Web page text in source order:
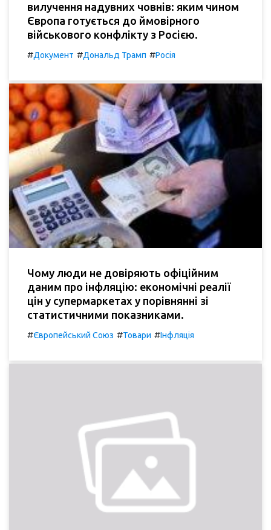
вилучення надувних човнів: яким чином
Європа готується до ймовірного
військового конфлікту з Росією.
#Документ #Дональд Трамп #Росія
Чому люди не довіряють офіційним
даним про інфляцію: економічні реалії
цін у супермаркетах у порівнянні зі
статистичними показниками.
#Європейський Союз #Товари #Інфляція